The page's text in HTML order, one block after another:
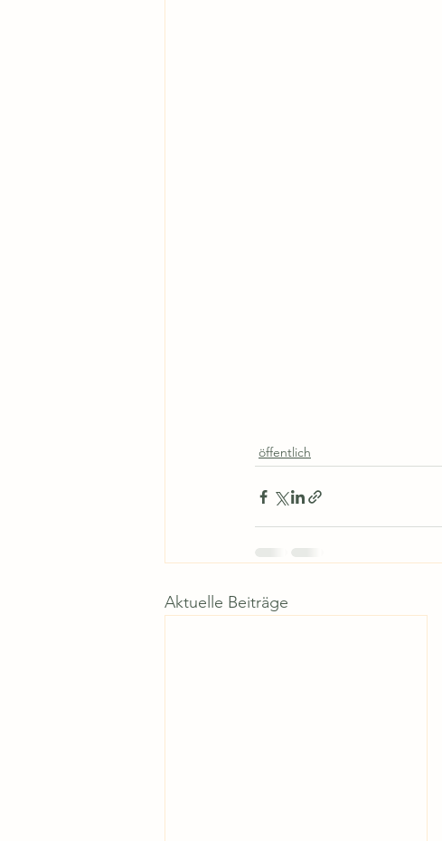
öffentlich
Aktuelle Beiträge